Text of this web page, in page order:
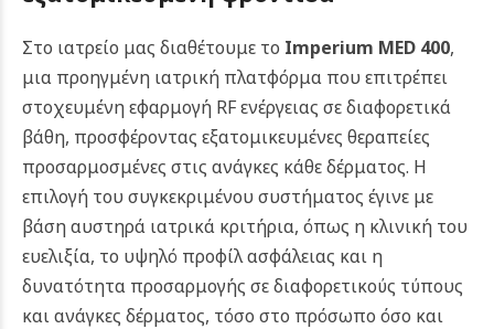
Στο ιατρείο μας διαθέτουμε το Imperium MED 400,
μια προηγμένη ιατρική πλατφόρμα που επιτρέπει
στοχευμένη εφαρμογή RF ενέργειας σε διαφορετικά
βάθη, προσφέροντας εξατομικευμένες θεραπείες
προσαρμοσμένες στις ανάγκες κάθε δέρματος. Η
επιλογή του συγκεκριμένου συστήματος έγινε με
βάση αυστηρά ιατρικά κριτήρια, όπως η κλινική του
ευελιξία, το υψηλό προφίλ ασφάλειας και η
δυνατότητα προσαρμογής σε διαφορετικούς τύπους
και ανάγκες δέρματος, τόσο στο πρόσωπο όσο και